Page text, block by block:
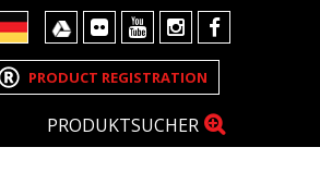
PRODUCT REGISTRATION
PRODUKTSUCHER